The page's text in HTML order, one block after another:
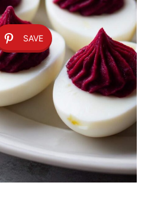
SAVE